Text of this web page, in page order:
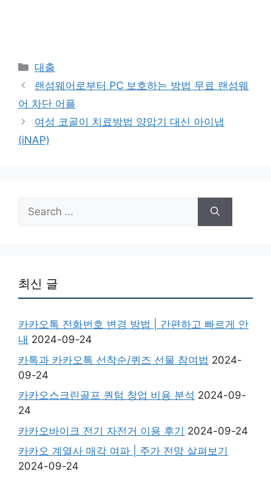
Categories
대출
랜섬웨어로부터 PC 보호하는 방법 무료 랜섬웨
어 차단 어플
여성 코골이 치료방법 양압기 대신 아이냅
(iNAP)
Search
for:
최신 글
카카오톡 전화번호 변경 방법 | 간편하고 빠르게 안
내 2024-09-24
카톡과 카카오톡 선착순/퀴즈 선물 참여법 2024-
09-24
카카오스크린골프 퀀텀 창업 비용 분석 2024-09-
24
카카오바이크 전기 자전거 이용 후기 2024-09-24
카카오 계열사 매각 여파 | 주가 전망 살펴보기
2024-09-24